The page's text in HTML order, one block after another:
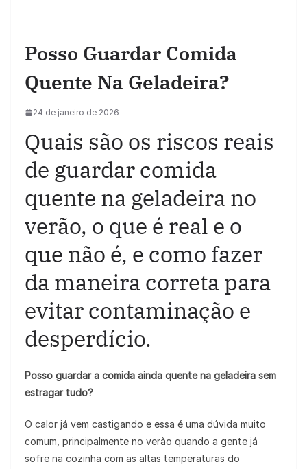
Posso Guardar Comida
Quente Na Geladeira?
24 de janeiro de 2026
Quais são os riscos reais
de guardar comida
quente na geladeira no
verão, o que é real e o
que não é, e como fazer
da maneira correta para
evitar contaminação e
desperdício.
Posso guardar a comida ainda quente na geladeira sem
estragar tudo?
O calor já vem castigando e essa é uma dúvida muito
comum, principalmente no verão quando a gente já
sofre na cozinha com as altas temperaturas do